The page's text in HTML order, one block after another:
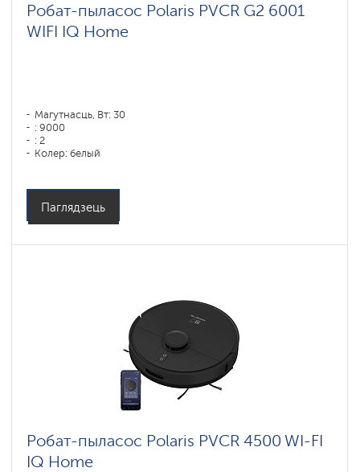
Робат-пыласос Polaris PVCR G2 6001
WIFI IQ Home
Магутнасць, Вт: 30
: 9000
: 2
Колер: белый
Паглядзець
Робат-пыласос Polaris PVCR 4500 WI-FI
IQ Home